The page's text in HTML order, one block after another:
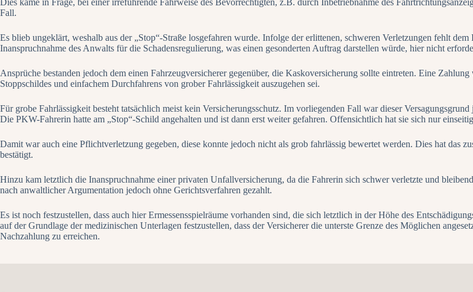
Fall.
Es blieb ungeklärt, weshalb aus der „Stop“-Straße losgefahren wurde. Infolge der erlittenen, schweren Verletzungen fehlt
Inanspruchnahme des Anwalts für die Schadensregulierung, was einen gesonderten Auftrag darstellen würde, hier nicht
Ansprüche bestanden jedoch dem einen Fahrzeugversicherer gegenüber, die Kaskoversicherung sollte eintreten. Eine
Stoppschildes und einfachem Durchfahrens von grober Fahrlässigkeit auszugehen sei.
Für grobe Fahrlässigkeit besteht tatsächlich meist kein Versicherungsschutz. Im vorliegenden Fall war dieser
Die PKW-Fahrerin hatte am „Stop“-Schild angehalten und ist dann erst weiter gefahren. Offensichtlich hat sie sich nur
Damit war auch eine Pflichtverletzung gegeben, diese konnte jedoch nicht als grob fahrlässig bewertet werden. Dies hat das
bestätigt.
Hinzu kam letztlich die Inanspruchnahme einer privaten Unfallversicherung, da die Fahrerin sich schwer verletzte und
nach anwaltlicher Argumentation jedoch ohne Gerichtsverfahren gezahlt.
Es ist noch festzustellen, dass auch hier Ermessensspielräume vorhanden sind, die sich letztlich in der Höhe des
auf der Grundlage der medizinischen Unterlagen festzustellen, dass der Versicherer die unterste Grenze des Möglichen
Nachzahlung zu erreichen.